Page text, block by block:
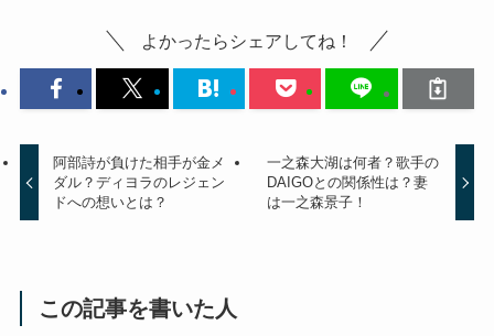
よかったらシェアしてね！
阿部詩が負けた相手が金メ
ダル？ディヨラのレジェン
ドへの想いとは？
一之森大湖は何者？歌手の
DAIGOとの関係性は？妻
は一之森景子！
この記事を書いた人